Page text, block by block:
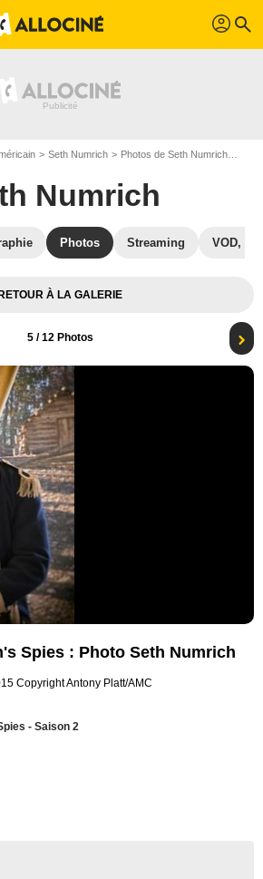
profil search
Seth Numrich Photos de Seth Numrich
Numrich
Photos Streaming VOD,
RETOUR À LA GALERIE
5/ 12 Photos
Spies : Photo Seth Numrich
Copyright Antony Platt/AMC
- Saison 2